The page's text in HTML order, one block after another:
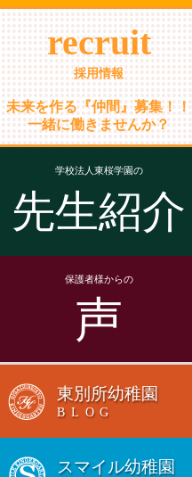
recruit
採用情報
未来を作る『仲間』募集！！
一緒に働きませんか？
学校法人東桜学園の
先生紹介
保護者様からの
声
東別所幼稚園
BLOG
スマイル幼稚園